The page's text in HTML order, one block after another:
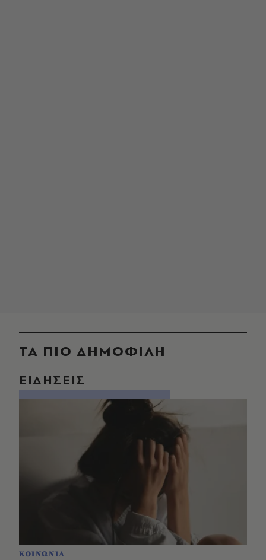
ΤΑ ΠΙΟ ΔΗΜΟΦΙΛΗ
ΕΙΔΗΣΕΙΣ
ΚΟΙΝΩΝΙΑ